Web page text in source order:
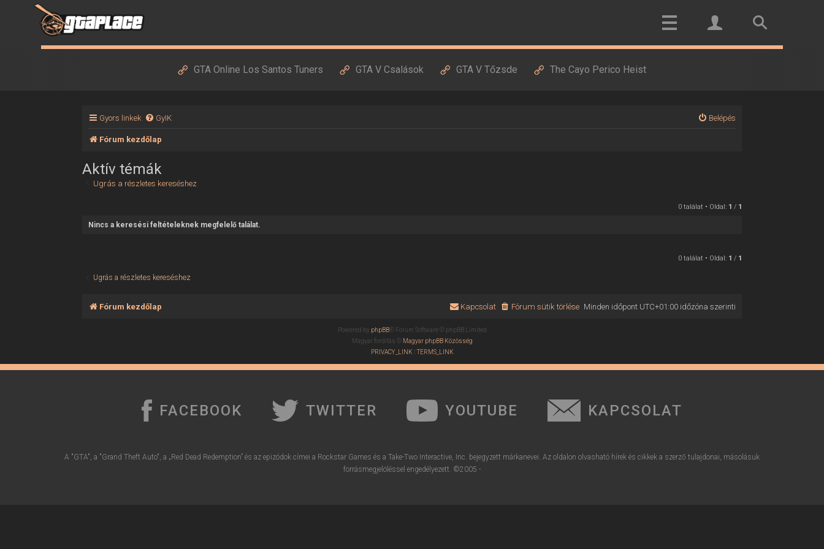
GTA Online Los Santos Tuners GTA V Csalások GTA V Tőzsde The Cayo Perico Heist
Gyors linkek GyIK Belépés
Fórum kezdőlap
Aktív témák
Ugrás a részletes kereséshez
0 találat • Oldal: 1 / 1
Nincs a keresési feltételeknek megfelelő találat.
0 találat • Oldal: 1 / 1
Ugrás a részletes kereséshez
Fórum kezdőlap Minden időpont UTC+01:00időzóna szerinti
Fórum sütik törlése
Kapcsolat
Powered by phpBB® Forum Software © phpBB Limited
Magyar fordítás © Magyar phpBB Közösség
PRIVACY_LINK |TERMS_LINK
FACEBOOK TWITTER YOUTUBE KAPCSOLAT
A "GTA", a "Grand Theft Auto", a „Red Dead Redemption” és az epizódok címei a Rockstar Games és a Take-Two Interactive, Inc. bejegyzett márkanevei. Az oldalon olvasható hírek és cikkek a szerző tulajdonai, másolásuk
forrásmegjelöléssel engedélyezett. ©2005 -